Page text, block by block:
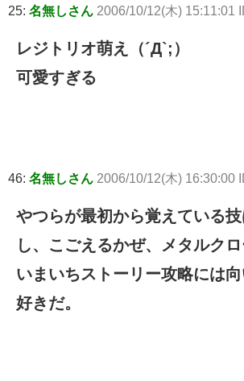
25: 名無しさん 2006/10/12(木) 15:11:01
レジトリオ萌え（´Д`;）
可愛すぎる
46: 名無しさん 2006/10/12(木) 16:30:00
やつらが最初から覚えている
し、こごえるかぜ、メタルクロ
いまいちストーリー攻略には
好きだ。